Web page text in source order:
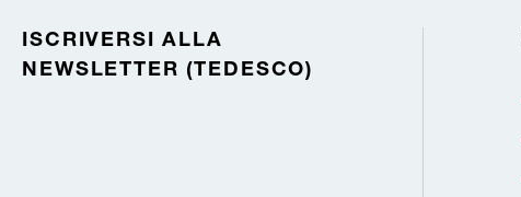
ISCRIVERSI ALLA
NEWSLETTER (TEDESCO)